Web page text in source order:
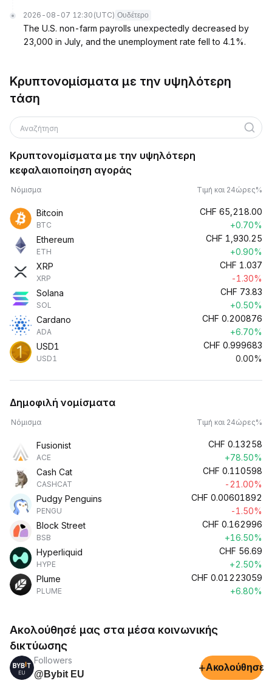
2026-08-07 12:30 (UTC) Ουδέτερο
The U.S. non-farm payrolls unexpectedly decreased by
23,000 in July, and the unemployment rate fell to 4.1%.
Κρυπτονομίσματα με την υψηλότερη
τάση
Αναζήτηση
Κρυπτονομίσματα με την υψηλότερη
κεφαλαιοποίηση αγοράς
Νόμισμα Τιμή και 24ώρες%
Bitcoin
BTC
CHF 65,218.00
+0.70%
Ethereum
ETH
CHF 1,930.25
+0.90%
XRP
XRP
CHF 1.037
-1.30%
Solana
SOL
CHF 73.83
+0.50%
Cardano
ADA
CHF 0.200876
+6.70%
USD1
USD1
CHF 0.999683
0.00%
Δημοφιλή νομίσματα
Νόμισμα Τιμή και 24ώρες%
Fusionist
ACE
CHF 0.13258
+78.50%
Cash Cat
CASHCAT
CHF 0.110598
-21.00%
Pudgy Penguins
PENGU
CHF 0.00601892
-1.50%
Block Street
BSB
CHF 0.162996
+16.50%
Hyperliquid
HYPE
CHF 56.69
+2.50%
Plume
PLUME
CHF 0.01223059
+6.80%
Ακολούθησέ μας στα μέσα κοινωνικής
δικτύωσης
Followers
@Bybit EU
+Ακολούθησε